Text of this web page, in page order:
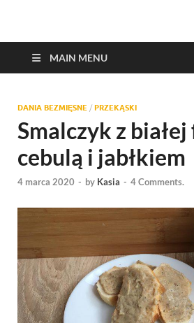
MAIN MENU
DANIA BEZMIĘSNE / PRZEKĄSKI
Smalczyk z
cebulą i jabłkiem
4 marca 2020 - by Kasia - 4 Comments.